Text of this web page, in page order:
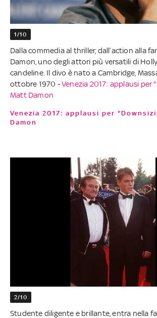
1/10
Dalla commedia al thriller, dall’action alla
Damon, uno degli attori più versatili di
candeline. Il divo è nato a Cambridge,
ottobre 1970 -Venezia 2017: applausi per
Matt Damon
Venezia 2017: applausi per "Downsizing" con Matt
Damon
2/10
Studente diligente e brillante, entra nella